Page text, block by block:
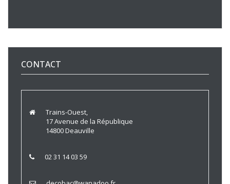
CONTACT
Trains-Ouest,
17 Avenue de la République
14800 Deauville
02 31 14 03 59